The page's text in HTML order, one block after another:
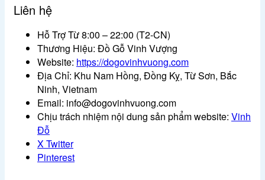
Liên hệ
Hỗ Trợ Từ 8:00 – 22:00 (T2-CN)
Thương Hiệu: Đồ Gỗ Vinh Vượng
Website: https://dogovinhvuong.com
Địa Chỉ: Khu Nam Hồng, Đồng Kỵ, Từ Sơn, Bắc
Ninh, Vietnam
Email: info@dogovinhvuong.com
Chịu trách nhiệm nội dung sản phẩm website: Vinh
Đỗ
X Twitter
Pinterest